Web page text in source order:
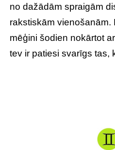
no dažādām spraigām
rakstiskām vienošanām.
mēģini šodien nokārtot
tev ir patiesi svarīgs tas,